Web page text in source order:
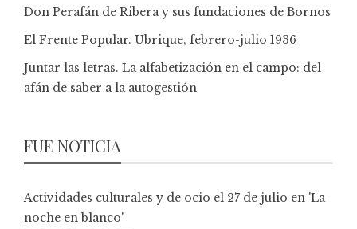
Don Perafán de Ribera y sus fundaciones de Bornos
El Frente Popular. Ubrique, febrero-julio 1936
Juntar las letras. La alfabetización en el campo: del
afán de saber a la autogestión
FUE NOTICIA
Actividades culturales y de ocio el 27 de julio en 'La
noche en blanco'